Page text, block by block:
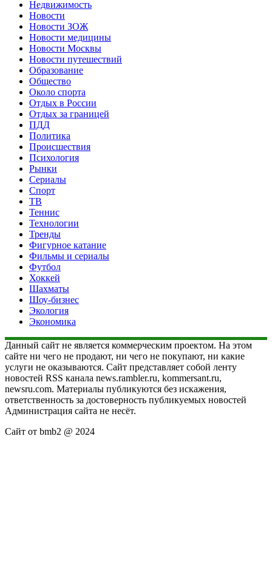
Недвижимость
Новости
Новости ЗОЖ
Новости медицины
Новости Москвы
Новости путешествий
Образование
Общество
Около спорта
Отдых в России
Отдых за границей
ПДД
Политика
Происшествия
Психология
Рынки
Сериалы
Спорт
ТВ
Теннис
Технологии
Тренды
Фигурное катание
Фильмы и сериалы
Футбол
Хоккей
Шахматы
Шоу-бизнес
Экология
Экономика
Данный сайт не является коммерческим проектом. На этом
сайте ни чего не продают, ни чего не покупают, ни какие
услуги не оказываются. Сайт представляет собой ленту
новостей RSS канала news.rambler.ru, kommersant.ru,
newsru.com. Материалы публикуются без искажения,
ответственность за достоверность публикуемых новостей
Администрация сайта не несёт.
Сайт от bmb2 @ 2024